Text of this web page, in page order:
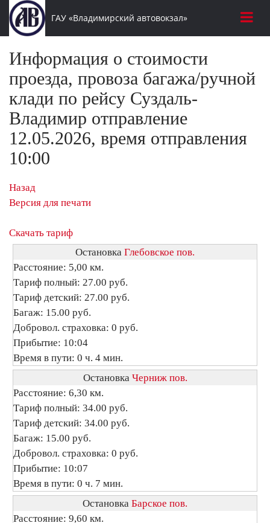
ГАУ «Владимирский автовокзал»
Информация о стоимости
проезда, провоза багажа/ручной
клади по рейсу Суздаль-
Владимир отправление
12.05.2026, время отправления
10:00
Назад
Версия для печати
Скачать тариф
Остановка Глебовское пов.
Расстояние: 5,00 км.
Тариф полный: 27.00 руб.
Тариф детский: 27.00 руб.
Багаж: 15.00 руб.
Добровол. страховка: 0 руб.
Прибытие: 10:04
Время в пути: 0 ч. 4 мин.
Остановка Черниж пов.
Расстояние: 6,30 км.
Тариф полный: 34.00 руб.
Тариф детский: 34.00 руб.
Багаж: 15.00 руб.
Добровол. страховка: 0 руб.
Прибытие: 10:07
Время в пути: 0 ч. 7 мин.
Остановка Барское пов.
Расстояние: 9,60 км.